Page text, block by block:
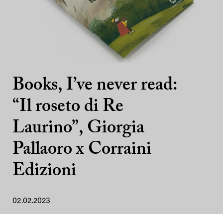
Books, I’ve never read:
“Il roseto di Re
Laurino”, Giorgia
Pallaoro x Corraini
Edizioni
02.02.2023